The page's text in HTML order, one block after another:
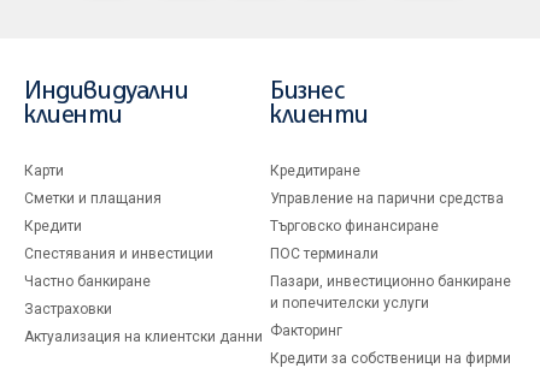
Индивидуални
клиенти
Карти
Сметки и плащания
Кредити
Спестявания и инвестиции
Частно банкиране
Застраховки
Актуализация на клиентски данни
Бизнес
клиенти
Кредитиране
Управление на парични средства
Търговско финансиране
ПОС терминали
Пазари, инвестиционно банкиране
и попечителски услуги
Факторинг
Кредити за собственици на фирми